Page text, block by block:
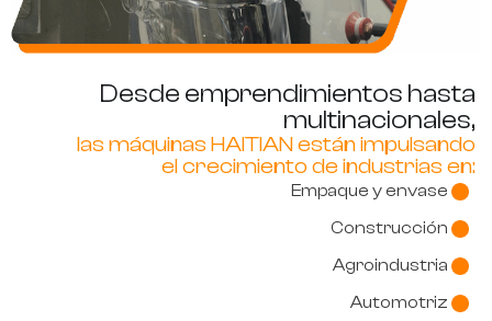
Desde emprendimientos hasta
multinacionales,
las máquinas HAITIAN están impulsando
el crecimiento de industrias en:
Empaque y envase
Construcción
Agroindustria
Automotriz